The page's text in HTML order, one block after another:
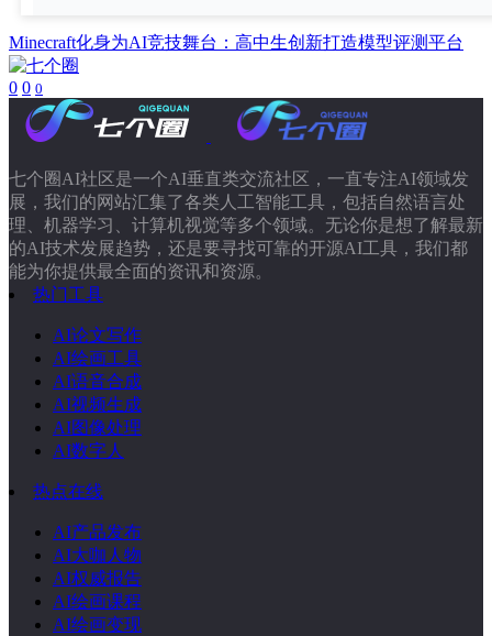
Minecraft化身为AI竞技舞台：高中生创新打造模型评测平台
0 0 0
七个圈AI社区是一个AI垂直类交流社区，一直专注AI领域发
展，我们的网站汇集了各类人工智能工具，包括自然语言处
理、机器学习、计算机视觉等多个领域。无论你是想了解最新
的AI技术发展趋势，还是要寻找可靠的开源AI工具，我们都
能为你提供最全面的资讯和资源。
热门工具
AI论文写作
AI绘画工具
AI语音合成
AI视频生成
AI图像处理
AI数字人
热点在线
AI产品发布
AI大咖人物
AI权威报告
AI绘画课程
AI绘画变现